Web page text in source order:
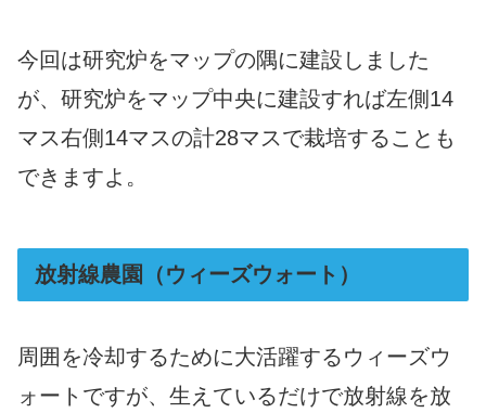
今回は研究炉をマップの隅に建設しました
が、研究炉をマップ中央に建設すれば左側14
マス右側14マスの計28マスで栽培することも
できますよ。
放射線農園（ウィーズウォート）
周囲を冷却するために大活躍するウィーズウ
ォートですが、生えているだけで放射線を放